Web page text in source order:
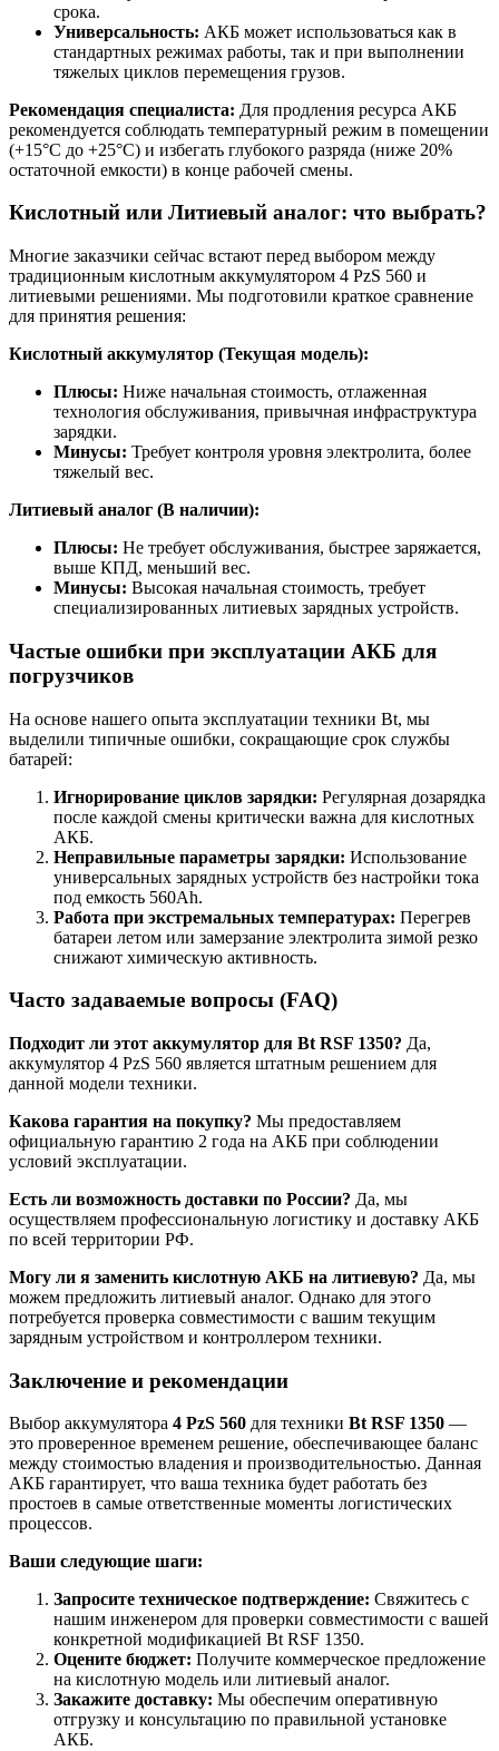
срока.
Универсальность: АКБ может использоваться как в
стандартных режимах работы, так и при выполнении
тяжелых циклов перемещения грузов.
Рекомендация специалиста: Для продления ресурса АКБ
рекомендуется соблюдать температурный режим в помещении
(+15°C до +25°C) и избегать глубокого разряда (ниже 20%
остаточной емкости) в конце рабочей смены.
Кислотный или Литиевый аналог: что выбрать?
Многие заказчики сейчас встают перед выбором между
традиционным кислотным аккумулятором 4 PzS 560 и
литиевыми решениями. Мы подготовили краткое сравнение
для принятия решения:
Кислотный аккумулятор (Текущая модель):
Плюсы: Ниже начальная стоимость, отлаженная
технология обслуживания, привычная инфраструктура
зарядки.
Минусы: Требует контроля уровня электролита, более
тяжелый вес.
Литиевый аналог (В наличии):
Плюсы: Не требует обслуживания, быстрее заряжается,
выше КПД, меньший вес.
Минусы: Высокая начальная стоимость, требует
специализированных литиевых зарядных устройств.
Частые ошибки при эксплуатации АКБ для
погрузчиков
На основе нашего опыта эксплуатации техники Bt, мы
выделили типичные ошибки, сокращающие срок службы
батарей:
Игнорирование циклов зарядки: Регулярная дозарядка
после каждой смены критически важна для кислотных
АКБ.
Неправильные параметры зарядки: Использование
универсальных зарядных устройств без настройки тока
под емкость 560Ah.
Работа при экстремальных температурах: Перегрев
батареи летом или замерзание электролита зимой резко
снижают химическую активность.
Часто задаваемые вопросы (FAQ)
Подходит ли этот аккумулятор для Bt RSF 1350? Да,
аккумулятор 4 PzS 560 является штатным решением для
данной модели техники.
Какова гарантия на покупку? Мы предоставляем
официальную гарантию 2 года на АКБ при соблюдении
условий эксплуатации.
Есть ли возможность доставки по России? Да, мы
осуществляем профессиональную логистику и доставку АКБ
по всей территории РФ.
Могу ли я заменить кислотную АКБ на литиевую? Да, мы
можем предложить литиевый аналог. Однако для этого
потребуется проверка совместимости с вашим текущим
зарядным устройством и контроллером техники.
Заключение и рекомендации
Выбор аккумулятора 4 PzS 560 для техники Bt RSF 1350 —
это проверенное временем решение, обеспечивающее баланс
между стоимостью владения и производительностью. Данная
АКБ гарантирует, что ваша техника будет работать без
простоев в самые ответственные моменты логистических
процессов.
Ваши следующие шаги:
Запросите техническое подтверждение: Свяжитесь с
нашим инженером для проверки совместимости с вашей
конкретной модификацией Bt RSF 1350.
Оцените бюджет: Получите коммерческое предложение
на кислотную модель или литиевый аналог.
Закажите доставку: Мы обеспечим оперативную
отгрузку и консультацию по правильной установке
АКБ.